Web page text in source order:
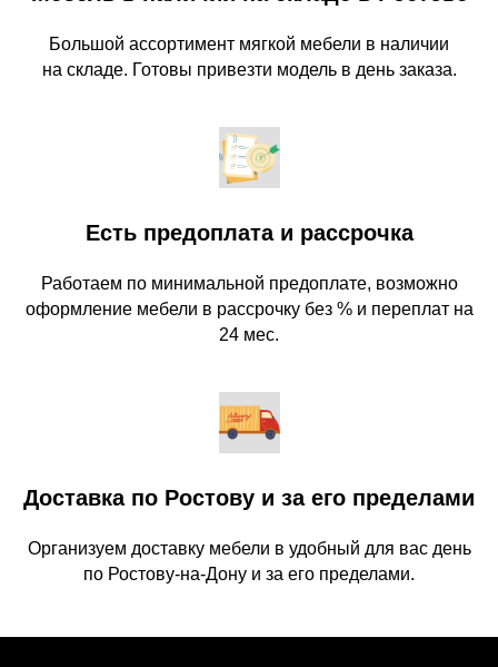
Большой ассортимент мягкой мебели в наличии
на складе. Готовы привезти модель в день заказа.
Есть предоплата и рассрочка
Работаем по минимальной предоплате, возможно
оформление мебели в рассрочку без % и переплат на
24 мес.
Доставка по Ростову и за его пределами
Организуем доставку мебели в удобный для вас день
по Ростову-на-Дону и за его пределами.